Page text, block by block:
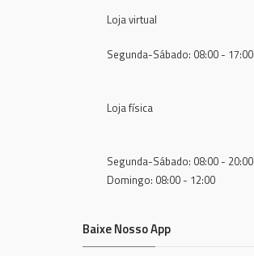
Loja virtual
Segunda-Sábado: 08:00 - 17:00
Loja física
Segunda-Sábado: 08:00 - 20:00
Domingo: 08:00 - 12:00
Baixe Nosso App